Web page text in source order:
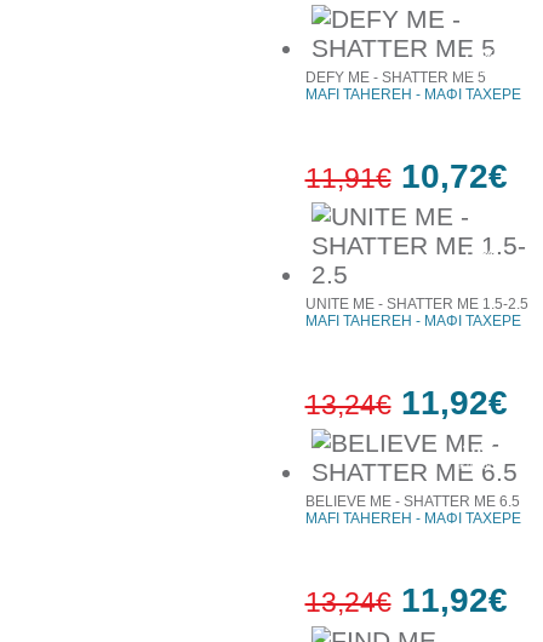
10%
έκπτωση
10%
DEFY ME - SHATTER ME 5
MAFI TAHEREH - ΜΑΦΙ ΤΑΧΕΡΕ
11,91€ 10,72€
10%
έκπτωση
UNITE ME - SHATTER ME 1.5-2.5
MAFI TAHEREH - ΜΑΦΙ ΤΑΧΕΡΕ
13,24€ 11,92€
BELIEVE ME - SHATTER ME 6.5
MAFI TAHEREH - ΜΑΦΙ ΤΑΧΕΡΕ
13,24€ 11,92€